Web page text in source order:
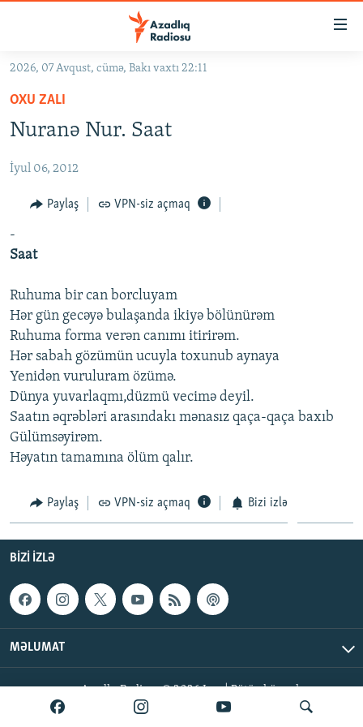
Əsas
qayıt
Əsas
qayıt
#ƏSLINDƏ
FƏRQƏ BAX
ARAŞDIRMA
MULTIMEDIA
VIDEO
FOTOQALEREYA
İNFOQRAFIKA
KARIKATURA
RADIO ARXIV
OXU ZALI
AZƏRBAYCAN ƏDƏBIYYATI KITABXANASI
İSLAM VƏ DEMOKRATIYA
İZ - MƏDƏNIYYƏT PROQRAMI
HAQQIMIZDA
MISSIYAMIZ
PEŞƏ ETIKASI VƏ JURNALISTIKA STANDARTLARIMIZ
MATERIALLARIMIZDAN ISTIFADƏ
AZADLIQRADIOSU MOBIL TELEFONUNUZDA
BIZIMLƏ ƏLAQƏ
XƏBƏR BÜLLETENLƏRIMIZ
BIZI IZLƏ
RFE/RL-in bütün saytları
2026, 07 Avqust, cümə, Bakı vaxtı 22:11
OXU ZALI
Nuranə Nur. Saat
İyul 06, 2012
Paylaş VPN-siz açmaq
-
Saat
Ruhuma bir can borcluyam
Hər gün gecəyə bulaşanda ikiyə bölünürəm
Ruhuma forma verən canımı itirirəm.
Hər sabah gözümün ucuyla toxunub aynaya
Yenidən vuruluram özümə.
Dünya yuvarlaqmı,düzmü vecimə deyil.
Saatın əqrəbləri arasındakı mənasız qaça-qaça baxıb
Gülümsəyirəm.
Həyatın tamamına ölüm qalır.
Paylaş VPN-siz açmaq Bizi izlə
BIZI IZLƏ
MƏLUMAT
AzadlıqRadiosu © 2026 Inc. | Bütün hüquqlar qorunur